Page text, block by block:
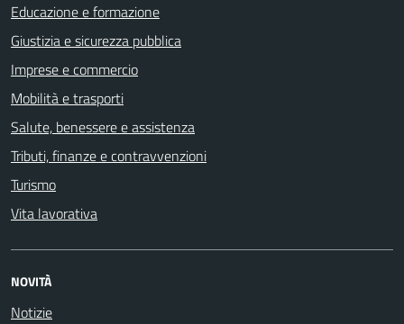
Educazione e formazione
Giustizia e sicurezza pubblica
Imprese e commercio
Mobilità e trasporti
Salute, benessere e assistenza
Tributi, finanze e contravvenzioni
Turismo
Vita lavorativa
NOVITÀ
Notizie